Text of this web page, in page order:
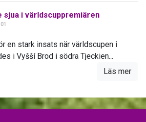
sjua i världscuppremiären
en stark insats när världscupen i
i Vyšší Brod i södra Tjeckien...
Läs mer